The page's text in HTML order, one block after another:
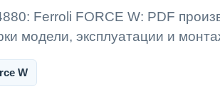
Ferroli FORCE W: PDF
модели, эксплуатации и
W